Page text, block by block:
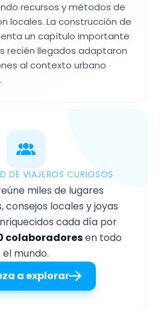
recursos y métodos de
locales. La construcción de
un capítulo importante
recién llegados adaptaron
al contexto urbano
DE VIAJEROS CURIOSOS
miles de lugares
consejos locales y joyas
cada día por
colaboradoresen todo
el mundo.
a explorar